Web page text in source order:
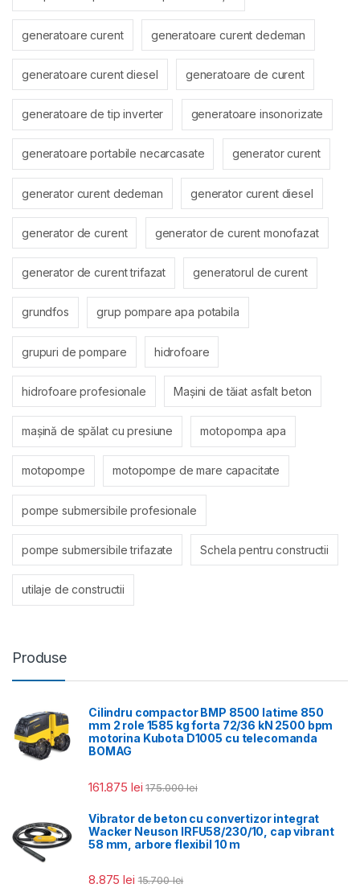
generatoare curent generatoare curent dedeman
generatoare curent diesel generatoare de curent
generatoare de tip inverter generatoare insonorizate
generatoare portabile necarcasate generator curent
generator curent dedeman generator curent diesel
generator de curent generator de curent monofazat
generator de curent trifazat generatorul de curent
grundfos grup pompare apa potabila
grupuri de pompare hidrofoare
hidrofoare profesionale Mașini de tăiat asfalt beton
mașină de spălat cu presiune motopompa apa
motopompe motopompe de mare capacitate
pompe submersibile profesionale
pompe submersibile trifazate Schela pentru constructii
utilaje de constructii
Produse
Cilindru compactor BMP 8500 latime 850
mm 2 role 1585 kg forta 72/36 kN 2500 bpm
motorina Kubota D1005 cu telecomanda
BOMAG
161.875 lei 175.000lei
Vibrator de beton cu convertizor integrat
Wacker Neuson IRFU58/230/10, cap vibrant
58 mm, arbore flexibil 10 m
8.875lei 15.700lei